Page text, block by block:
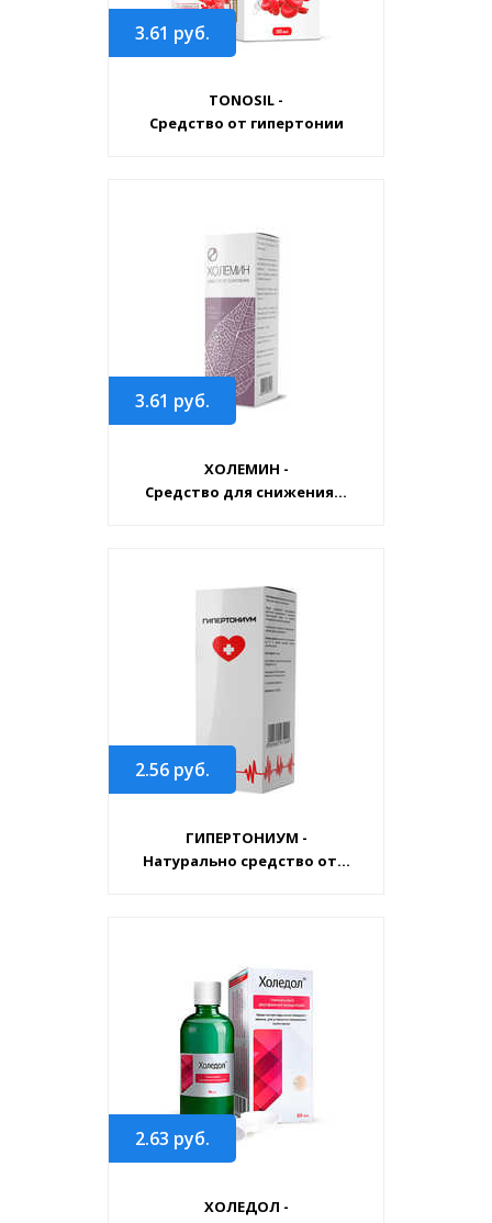
3.61 руб.
TONOSIL -
Средство от гипертонии
3.61 руб.
ХОЛЕМИН -
Средство для снижения...
2.56 руб.
ГИПЕРТОНИУМ -
Натурально средство от...
2.63 руб.
ХОЛЕДОЛ -